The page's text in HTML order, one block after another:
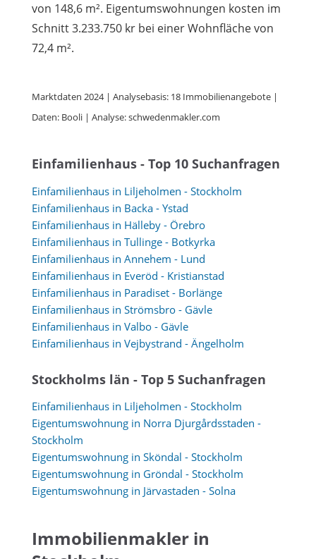
von 148,6 m². Eigentumswohnungen kosten im
Schnitt 3.233.750 kr bei einer Wohnfläche von
72,4 m².
Marktdaten 2024 | Analysebasis: 18 Immobilienangebote |
Daten: Booli | Analyse: schwedenmakler.com
Einfamilienhaus - Top 10 Suchanfragen
Einfamilienhaus in Liljeholmen - Stockholm
Einfamilienhaus in Backa - Ystad
Einfamilienhaus in Hälleby - Örebro
Einfamilienhaus in Tullinge - Botkyrka
Einfamilienhaus in Annehem - Lund
Einfamilienhaus in Everöd - Kristianstad
Einfamilienhaus in Paradiset - Borlänge
Einfamilienhaus in Strömsbro - Gävle
Einfamilienhaus in Valbo - Gävle
Einfamilienhaus in Vejbystrand - Ängelholm
Stockholms län - Top 5 Suchanfragen
Einfamilienhaus in Liljeholmen - Stockholm
Eigentumswohnung in Norra Djurgårdsstaden -
Stockholm
Eigentumswohnung in Sköndal - Stockholm
Eigentumswohnung in Gröndal - Stockholm
Eigentumswohnung in Järvastaden - Solna
Immobilienmakler in